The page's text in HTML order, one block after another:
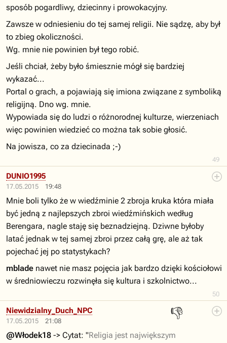
49
sposób pogardliwy, dziecinny i prowokacyjny.
Zawsze w odniesieniu do tej samej religii. Nie sądzę, aby był
to zbieg okoliczności.
Wg. mnie nie powinien był tego robić.
Jeśli chciał, żeby było śmiesznie mógł się bardziej
wykazać...
Portal o grach, a pojawiają się imiona związane z symboliką
religijną. Dno wg. mnie.
Wypowiada się do ludzi o różnorodnej kulturze, wierzeniach
więc powinien wiedzieć co można tak sobie głosić.
Na jowisza, co za dziecinada ;-)
17.05.2015 19:48
50
DUNIO1995
Mnie boli tylko że w wiedźminie 2 zbroja kruka która miała
być jedną z najlepszych zbroi wiedźmińskich według
Berengara, nagle staję się beznadziejną. Dziwne byłoby
latać jednak w tej samej zbroi przez całą grę, ale aż tak
pojechać jej po statystykach?
mblade nawet nie masz pojęcia jak bardzo dzięki kościołowi
w średniowieczu rozwinęła się kultura i szkolnictwo...
17.05.2015 21:08
👎
Niewidzialny_Duch_NPC
@Włodek18 -> Cytat: "Religia jest największym